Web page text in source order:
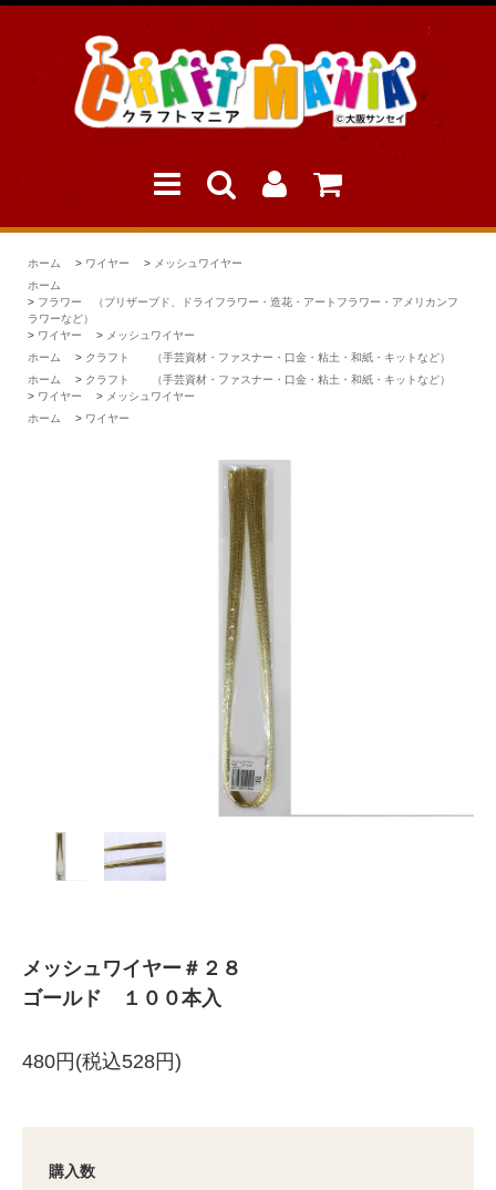
ホーム > ワイヤー > メッシュワイヤー
ホーム
> フラワー （プリザーブド、ドライフラワー・造花・アートフラワー・アメリカンフ
ラワーなど）
> ワイヤー > メッシュワイヤー
ホーム
> クラフト （手芸資材・ファスナー・口金・粘土・和紙・キットなど）
ホーム
> クラフト （手芸資材・ファスナー・口金・粘土・和紙・キットなど）
> ワイヤー > メッシュワイヤー
ホーム
> ワイヤー
メッシュワイヤー＃２８
ゴールド １００本入
480円(税込528円)
購入数